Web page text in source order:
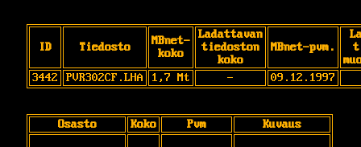
ID Tiedosto
MBnet-
koko
Ladattavan
tiedoston
koko
MBnet-pvm.
3442
PVR302CF.LHA 1,7 Mt - 09.12.1997
Osasto Koko Pvm Kuvaus